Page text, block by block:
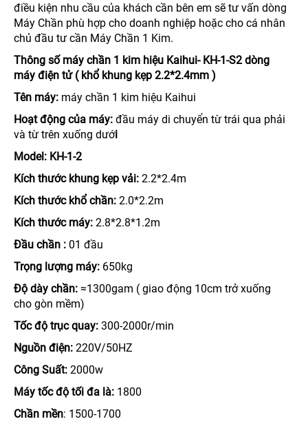
điều kiện nhu cầu của khách cần bên em sẽ tư vấn dòng
Máy Chần phù hợp cho doanh nghiệp hoặc cho cá nhân
chủ đầu tư cần Máy Chần 1 Kim.
Thông số máy chần 1 kim hiệu Kaihui- KH-1-S2 dòng
máy điện tử ( khổ khung kẹp 2.2*2.4mm )
Tên máy: máy chần 1 kim hiệu Kaihui
Hoạt động của máy: đầu máy di chuyển từ trái qua phải
và từ trên xuống dưới
Model: KH-1-2
Kích thước khung kẹp vải: 2.2*2.4m
Kích thước khổ chần: 2.0*2.2m
Kích thước máy: 2.8*2.8*1.2m
Đầu chần : 01 đầu
Trọng lượng máy: 650kg
Độ dày chần: ≈1300gam ( giao động 10cm trở xuống
cho gòn mềm)
Tốc độ trục quay: 300-2000r/min
Nguồn điện: 220V/50HZ
Công Suất: 2000w
Máy tốc độ tối đa là: 1800
Chần mền: 1500-1700